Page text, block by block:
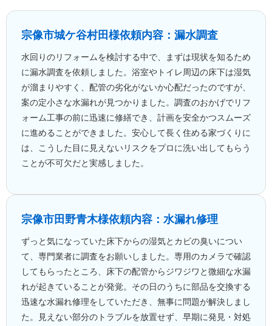
宗像市城ケ谷村田様依頼内容：漏水調査
水回りのリフォームを検討する中で、まずは現状を知るため
に漏水調査を依頼しました。浴室やトイレ周辺の床下は湿気
が溜まりやすく、配管の劣化がないか心配だったのですが、
案の定小さな水漏れが見つかりました。調査のおかげでリフ
ォーム工事の前に迅速に修繕でき、計画を安全かつスムーズ
に進めることができました。安心して長く住める家づくりに
は、こうした目に見えないリスクをプロに洗い出してもらう
ことが不可欠だと実感しました。
宗像市田野青木様依頼内容：水漏れ修理
ずっと気になっていた床下からの湿気とカビの臭いについ
て、専門業者に調査をお願いしました。専用のカメラで確認
してもらったところ、床下の配管からジワジワと微細な水漏
れが起きていることが発覚。その日のうちに部品を交換する
迅速な水漏れ修理をしていただき、無事に問題が解決しまし
た。見えない部分のトラブルを放置せず、早期に発見・対処